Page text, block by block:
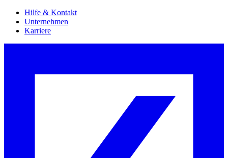
Hilfe & Kontakt
Unternehmen
Karriere